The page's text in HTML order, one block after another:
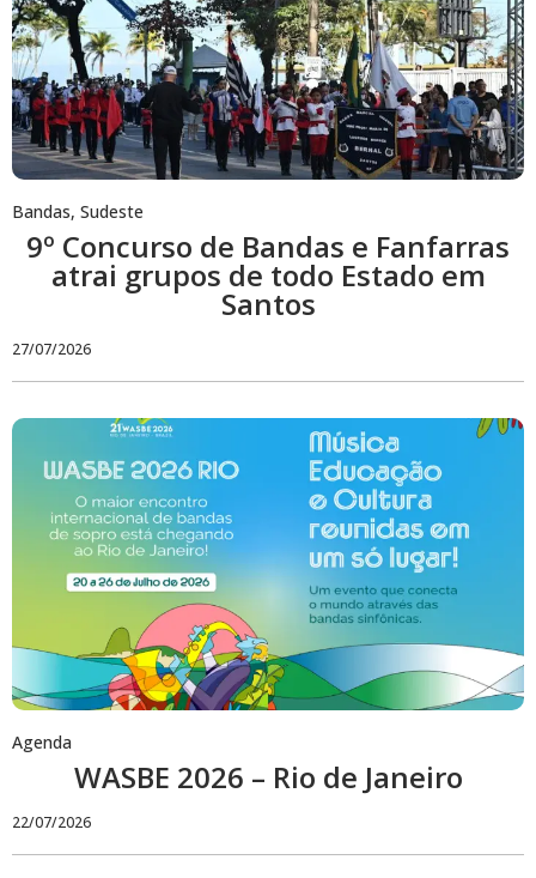
Bandas, Sudeste
9º Concurso de Bandas e Fanfarras
atrai grupos de todo Estado em
Santos
27/07/2026
Agenda
WASBE 2026 – Rio de Janeiro
22/07/2026